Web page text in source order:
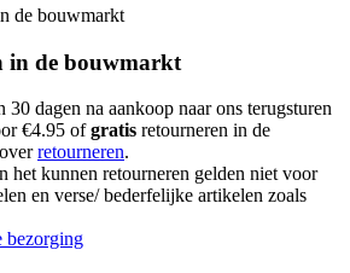
de bouwmarkt
in de bouwmarkt
dagen na aankoop naar ons terugsturen
€4.95 ofgratis retourneren in de
retourneren.
het kunnen retourneren gelden niet voor
en verse/ bederfelijke artikelen zoals
bezorging